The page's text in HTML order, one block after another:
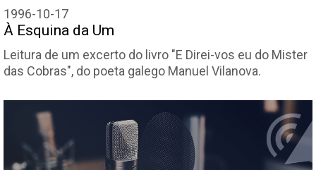
1996-10-17
À Esquina da Um
Leitura de um excerto do livro "E Direi-vos eu do Mister
das Cobras", do poeta galego Manuel Vilanova.